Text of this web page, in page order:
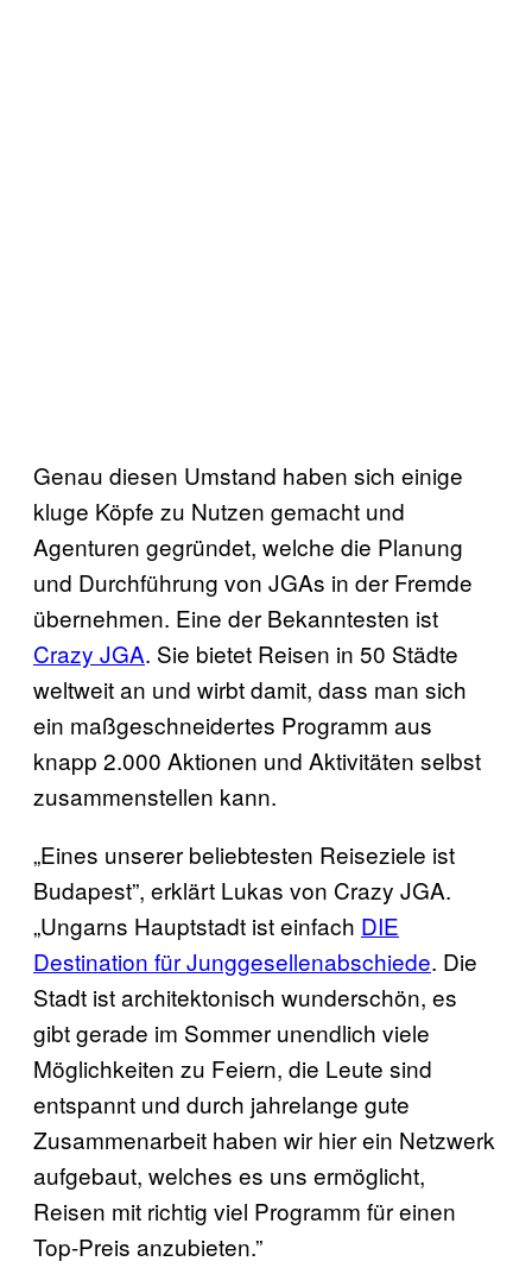
Genau diesen Umstand haben sich einige
kluge Köpfe zu Nutzen gemacht und
Agenturen gegründet, welche die Planung
und Durchführung von JGAs in der Fremde
übernehmen. Eine der Bekanntesten ist
Crazy JGA. Sie bietet Reisen in 50 Städte
weltweit an und wirbt damit, dass man sich
ein maßgeschneidertes Programm aus
knapp 2.000 Aktionen und Aktivitäten selbst
zusammenstellen kann.
„Eines unserer beliebtesten Reiseziele ist
Budapest”, erklärt Lukas von Crazy JGA.
„Ungarns Hauptstadt ist einfach DIE
Destination für Junggesellenabschiede. Die
Stadt ist architektonisch wunderschön, es
gibt gerade im Sommer unendlich viele
Möglichkeiten zu Feiern, die Leute sind
entspannt und durch jahrelange gute
Zusammenarbeit haben wir hier ein Netzwerk
aufgebaut, welches es uns ermöglicht,
Reisen mit richtig viel Programm für einen
Top-Preis anzubieten.”